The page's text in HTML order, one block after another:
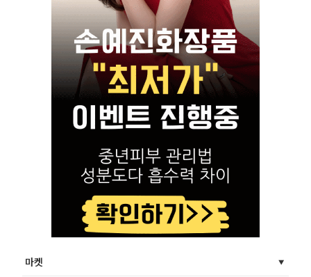
마켓